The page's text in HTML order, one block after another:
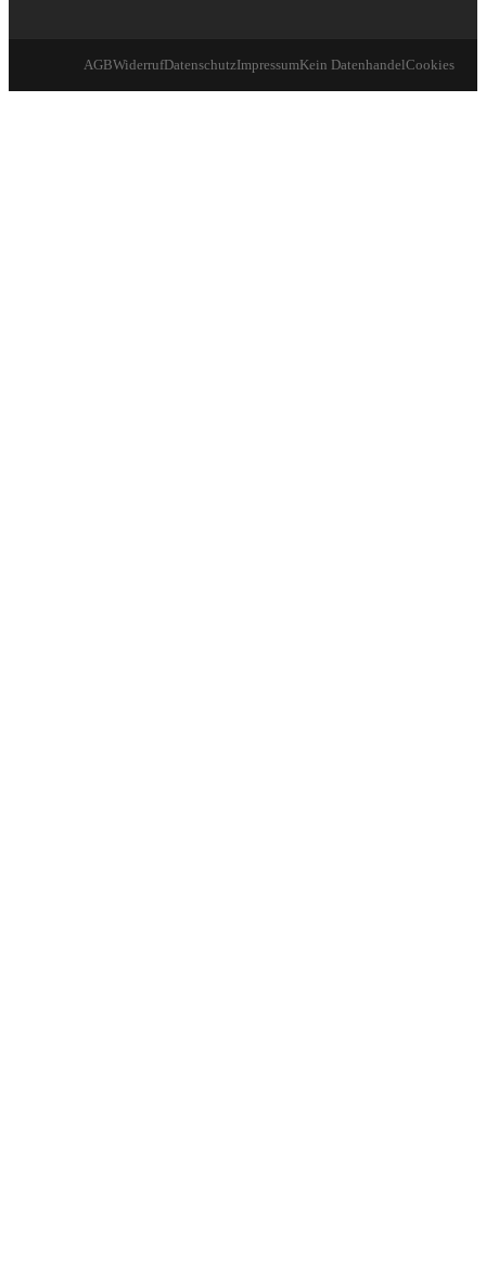
AGBWiderrufDatenschutzImpressumKein DatenhandelCookies